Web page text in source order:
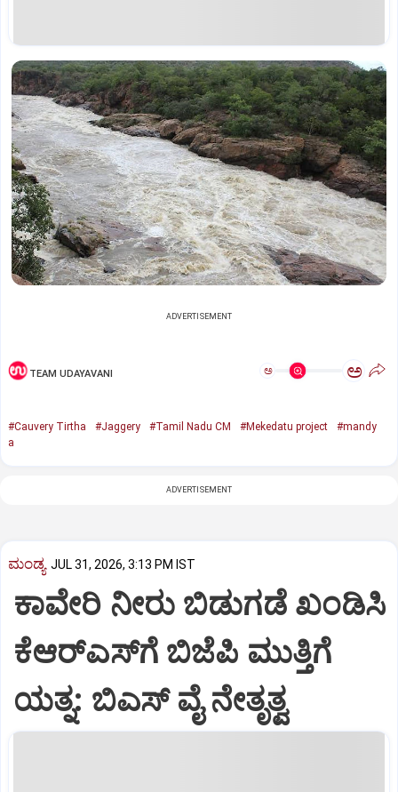
ADVERTISEMENT
TEAM UDAYAVANI ಅ ಅ
#Cauvery Tirtha #Jaggery #Tamil Nadu CM #Mekedatu project
#mandy
a
ADVERTISEMENT
ಮಂಡ್ಯ JUL 31, 2026, 3:13 PM IST
ಕಾವೇರಿ ನೀರು ಬಿಡುಗಡೆ ಖಂಡಿಸಿ
ಕೆಆರ್‌ಎಸ್‌ಗೆ ಬಿಜೆಪಿ ಮುತ್ತಿಗೆ
ಯತ್ನ: ಬಿಎಸ್ ವೈ ನೇತೃತ್ವ